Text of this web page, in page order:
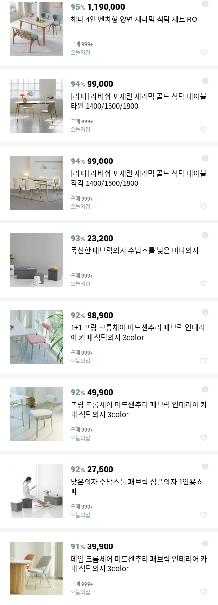
95% 1,190,000
헤더 4인 벤치형 양면 세라믹 식탁 세트 RO
구매 999+
오늘의집
94% 99,000
[리퍼] 라비쉬 포세린 세라믹 골드 식탁 테이블
타원 1400/1600/1800
구매 999+
오늘의집
94% 99,000
[리퍼] 라비쉬 포세린 세라믹 골드 식탁 테이블
직각 1400/1600/1800
구매 999+
오늘의집
93% 23,200
푹신한 패브릭의자 수납스툴 낮은 미니의자
구매 999+
오늘의집
92% 98,900
1+1 프랑 크롬체어 미드센추리 패브릭 인테리
어 카페 식탁의자 3color
구매 999+
오늘의집
92% 49,900
프랑 크롬체어 미드센추리 패브릭 인테리어 카
페 식탁의자 3color
구매 999+
오늘의집
92% 27,500
낮은의자 수납스툴 패브릭 심플의자 1인용쇼
파
구매 999+
오늘의집
91% 39,900
데임 크롬체어 미드센추리 패브릭 인테리어 카
페 식탁의자 3color
구매 999+
오늘의집